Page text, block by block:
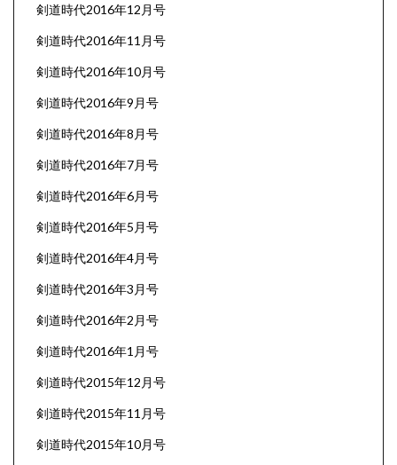
剣道時代2016年12月号
剣道時代2016年11月号
剣道時代2016年10月号
剣道時代2016年9月号
剣道時代2016年8月号
剣道時代2016年7月号
剣道時代2016年6月号
剣道時代2016年5月号
剣道時代2016年4月号
剣道時代2016年3月号
剣道時代2016年2月号
剣道時代2016年1月号
剣道時代2015年12月号
剣道時代2015年11月号
剣道時代2015年10月号